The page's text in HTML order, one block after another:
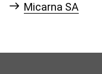
Micarna SA